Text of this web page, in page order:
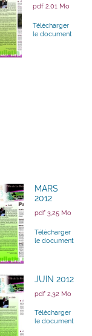
pdf 2,01 Mo
Télécharger
le document
MARS
2012
pdf 3,25 Mo
Télécharger
le document
JUIN 2012
pdf 2,32 Mo
Télécharger
le document